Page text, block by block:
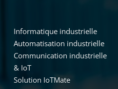
Informatique industrielle
Automatisation industrielle
Communication industrielle
& IoT
Solution IoTMate